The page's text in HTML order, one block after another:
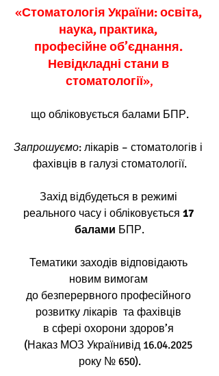
«Стоматологія України: освіта,
наука, практика,
професійне об’єднання.
Невідкладні стани в
стоматології»,
що обліковується балами БПР.
Запрошуємо: лікарів – стоматологів і
фахівців в галузі стоматології.
Захід відбудеться в режимі
реального часу і обліковується 17
балами БПР.
Тематики заходів відповідають
новим вимогам
до безперервного професійного
розвитку лікарів  та фахівців
в сфері охорони здоров’я
(Наказ МОЗ Українивід 16.04.2025
року № 650).